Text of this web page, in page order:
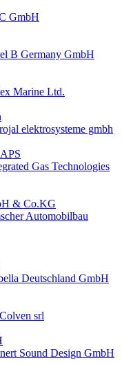
GmbH
B Germany GmbH
Marine Ltd.
elektrosysteme gmbh
Gas Technologies
& Co.KG
Automobilbau
Deutschland GmbH
srl
Sound Design GmbH